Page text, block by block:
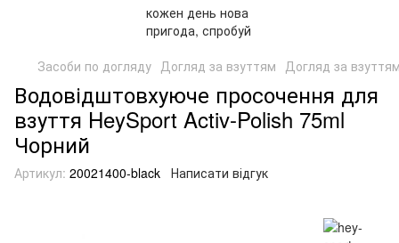
Засоби по догляду Догляд за взуттям Догляд за
Водовідштовхуюче просочення для
взуття HeySport Activ-Polish 75ml
Чорний
Артикул: 20021400-black Написати відгук